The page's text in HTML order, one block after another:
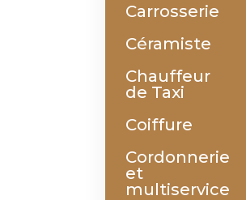
Carrosserie
Céramiste
Chauffeur
de Taxi
Coiffure
Cordonnerie
et
multiservice